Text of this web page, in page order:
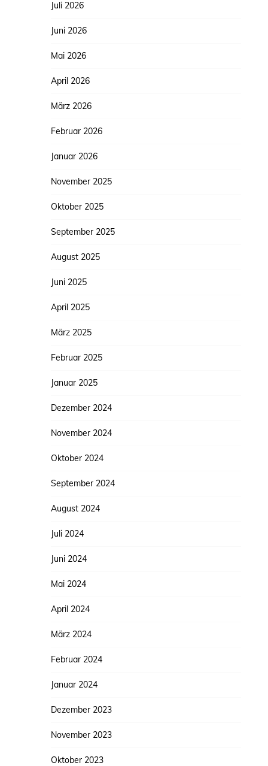
Juli 2026
Juni 2026
Mai 2026
April 2026
März 2026
Februar 2026
Januar 2026
November 2025
Oktober 2025
September 2025
August 2025
Juni 2025
April 2025
März 2025
Februar 2025
Januar 2025
Dezember 2024
November 2024
Oktober 2024
September 2024
August 2024
Juli 2024
Juni 2024
Mai 2024
April 2024
März 2024
Februar 2024
Januar 2024
Dezember 2023
November 2023
Oktober 2023